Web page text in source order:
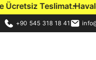
Teslimat.Havale
+90 545 318 18 41